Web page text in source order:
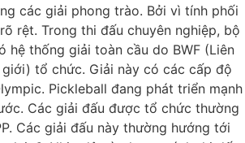
các giải phong trào. Bởi vì tính phối
rệt. Trong thi đấu chuyên nghiệp, bộ
hệ thống giải toàn cầu do BWF (Liên
tổ chức. Giải này có các cấp độ
Pickleball đang phát triển mạnh
Các giải đấu được tổ chức thường
Các giải đấu này thường hướng tới